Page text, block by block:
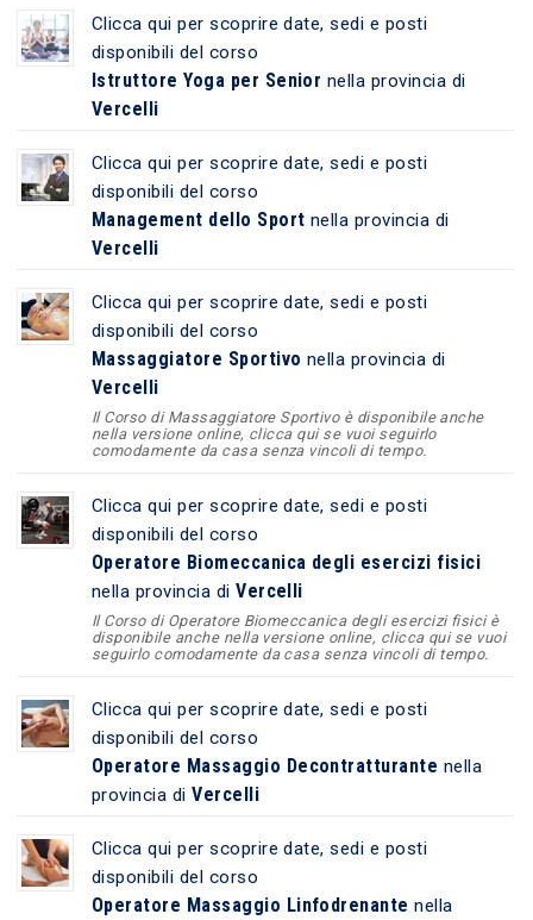
Clicca qui per scoprire date, sedi e posti
disponibili del corso
Istruttore Yoga per Senior nella provincia di
Vercelli
Clicca qui per scoprire date, sedi e posti
disponibili del corso
Management dello Sport nella provincia di
Vercelli
Clicca qui per scoprire date, sedi e posti
disponibili del corso
Massaggiatore Sportivo nella provincia di
Vercelli
Il Corso di Massaggiatore Sportivo è disponibile anche
nella versione online, clicca qui se vuoi seguirlo
comodamente da casa senza vincoli di tempo.
Clicca qui per scoprire date, sedi e posti
disponibili del corso
Operatore Biomeccanica degli esercizi fisici
nella provincia diVercelli
Il Corso di Operatore Biomeccanica degli esercizi fisici è
disponibile anche nella versione online, clicca qui se vuoi
seguirlo comodamente da casa senza vincoli di tempo.
Clicca qui per scoprire date, sedi e posti
disponibili del corso
Operatore Massaggio Decontratturante nella
provincia diVercelli
Clicca qui per scoprire date, sedi e posti
disponibili del corso
Operatore Massaggio Linfodrenante nella